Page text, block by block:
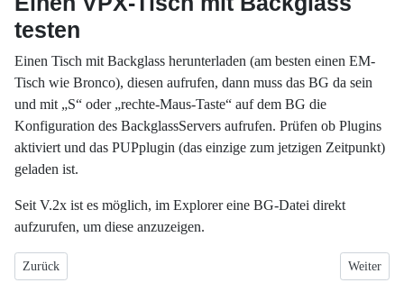
testen
Einen Tisch mit Backglass herunterladen (am besten einen EM-
Tisch wie Bronco), diesen aufrufen, dann muss das BG da sein
und mit „S“ oder „rechte-Maus-Taste“ auf dem BG die
Konfiguration des BackglassServers aufrufen. Prüfen ob Plugins
aktiviert und das PUPplugin (das einzige zum jetzigen Zeitpunkt)
geladen ist.
Seit V.2x ist es möglich, im Explorer eine BG-Datei direkt
aufzurufen, um diese anzuzeigen.
Vorheriger Beitrag: 8 - Visual-C Runtime-Versionen installieren
Zurück Nächster
Weiter